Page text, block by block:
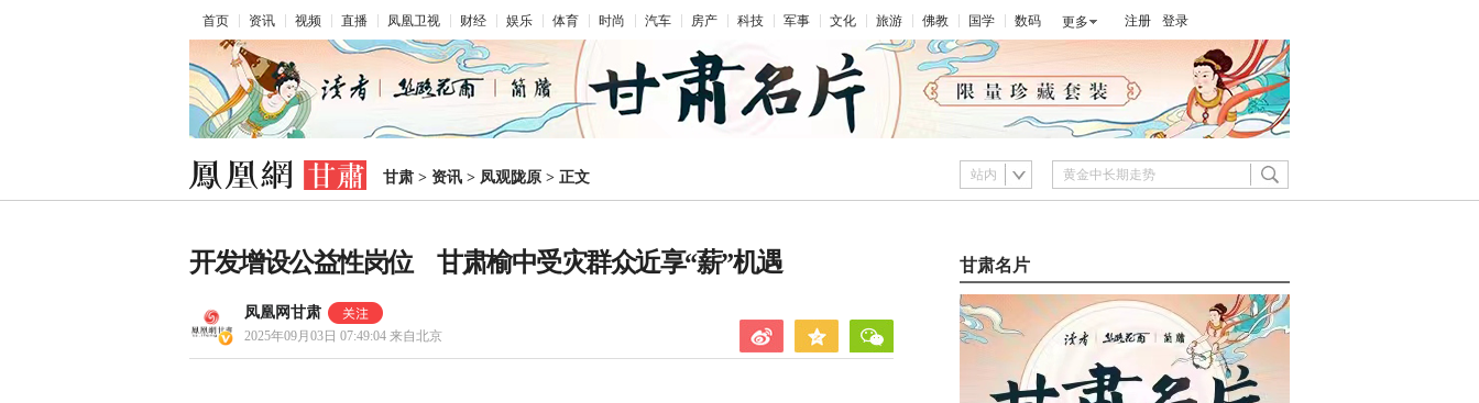
首页 资讯 视频 直播 凤凰卫视 财经 娱乐 体育 时尚 汽车 房产 科技 军事 文化 旅游 佛教 国学 数码 更多 注册 登录
甘肃 > 资讯 > 凤观陇原 > 正文 站内
开发增设公益性岗位 甘肃榆中受灾群众近享“薪”机遇
凤凰网甘肃
2025年09月03日 07:49:04 来自北京
甘肃名片